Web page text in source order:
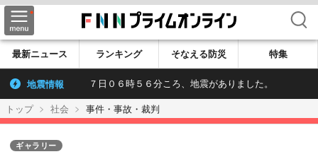
検索
最新ニュース ランキング そなえる防災 特集
地震情報 ７日０６時５６分ころ、地震がありました。
トップ 社会 事件・事故・裁判
ギャラリー